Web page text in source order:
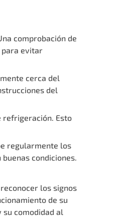
comprobación de
para evitar
cerca del
del
refrigeración. Esto
regularmente los
condiciones.
los signos
de su
comodidad al